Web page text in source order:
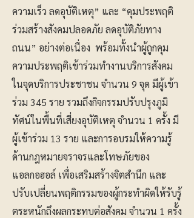
ความเร็ว ลดอุบัติเหตุ” และ “คุมประพฤติ
ร่วมสร้างสังคมปลอดภัย ลดอุบัติภัยทาง
ถนน” อย่างต่อเนื่อง พร้อมทั้งนำผู้ถูกคุม
ความประพฤติเข้าร่วมทำงานบริการสังคม
ในจุดบริการประชาชน จำนวน 9 จุด มีผู้เข้า
ร่วม 345 ราย รวมถึงกิจกรรมปรับปรุงภูมิ
ทัศน์ในพื้นที่เสี่ยงอุบัติเหตุ จำนวน 1 ครั้ง มี
ผู้เข้าร่วม 13 ราย และการอบรมให้ความรู้
ด้านกฎหมายจราจรและโทษภัยของ
แอลกอฮอล์ เพื่อเสริมสร้างจิตสำนึก และ
ปรับเปลี่ยนพฤติกรรมของผู้กระทำผิดให้รับรู้
ตระหนักถึงผลกระทบต่อสังคม จำนวน 1 ครั้ง